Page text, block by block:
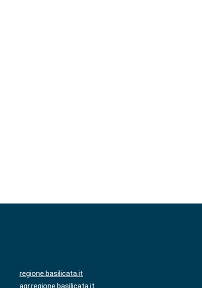
regione.basilicata.it
agr.regione.basilicata.it